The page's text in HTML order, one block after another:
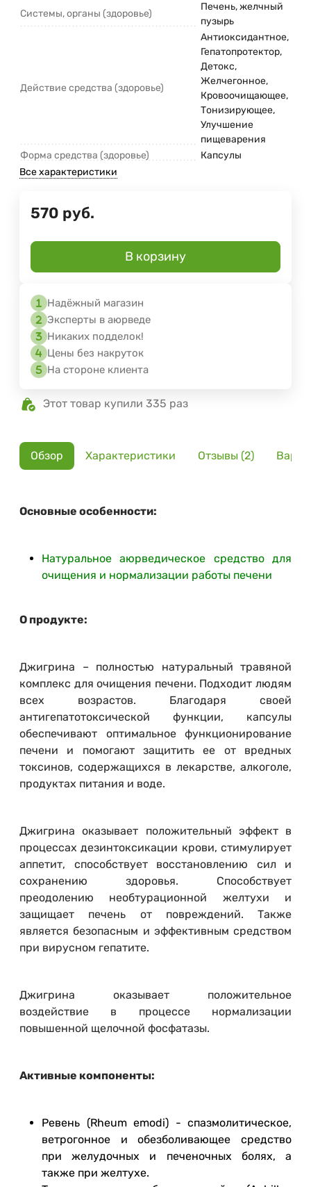
Системы, органы (здоровье)
Печень, желчный
пузырь
Действие средства (здоровье)
Антиоксидантное,
Гепатопротектор,
Детокс,
Желчегонное,
Кровоочищающее,
Тонизирующее,
Улучшение
пищеварения
Форма средства (здоровье)
Капсулы
Все характеристики
570 руб.
В корзину
Надёжный магазин
Эксперты в аюрведе
Никаких подделок!
Цены без накруток
На стороне клиента
Этот товар купили 335 раз
Обзор Характеристики Отзывы (2)
Основные особенности:
Натуральное аюрведическое средство для
очищения и нормализации работы печени
О продукте:
Джигрина – полностью натуральный травяной
комплекс для очищения печени. Подходит людям
всех возрастов. Благодаря своей
антигепатотоксической функции, капсулы
обеспечивают оптимальное функционирование
печени и помогают защитить ее от вредных
токсинов, содержащихся в лекарстве, алкоголе,
продуктах питания и воде.
Джигрина оказывает положительный эффект в
процессах дезинтоксикации крови, стимулирует
аппетит, способствует восстановлению сил и
сохранению здоровья. Способствует
преодолению необтурационной желтухи и
защищает печень от повреждений. Также
является безопасным и эффективным средством
при вирусном гепатите.
Джигрина оказывает положительное
воздействие в процессе нормализации
повышенной щелочной фосфатазы.
Активные компоненты:
Ревень (Rheum emodi) - спазмолитическое,
ветрогонное и обезболивающее средство
при желудочных и печеночных болях, а
также при желтухе.